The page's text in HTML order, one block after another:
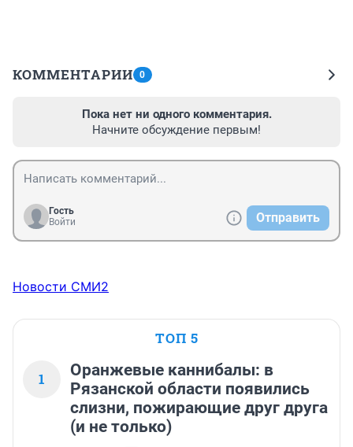
КОММЕНТАРИИ 0
Пока нет ни одного комментария.
Начните обсуждение первым!
Гость
Войти
Отправить
Новости СМИ2
ТОП 5
1
Оранжевые каннибалы: в
Рязанской области появились
слизни, пожирающие друг друга
(и не только)